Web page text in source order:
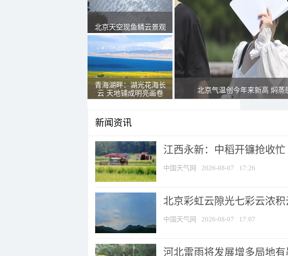
北京天空现鱼鳞云景观
青海湖畔：湖光花海长
云 天地铺成明亮画卷
北京气温创今年来新高 焖蒸
新闻资讯
江西永新：中稻开镰抢收忙
中国天气网 2026-08-07 17:26
北京彩虹云隙光七彩云浓
中国天气网 2026-08-07 17:07
河北雷雨将发展增多局地